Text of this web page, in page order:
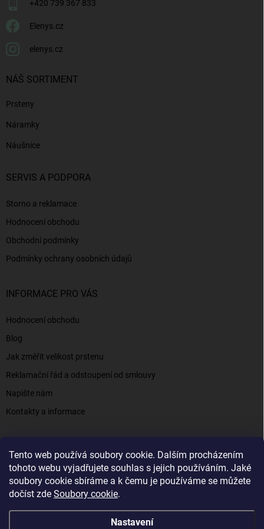
Tento web používá soubory cookie. Dalším procházením
tohoto webu vyjadřujete souhlas s jejich používáním. Jaké
soubory cookie sbíráme a k čemu je používáme se můžete
dočíst zde Soubory cookie.
Nastavení
+420 739 367 833
Elenys.cz
elenys.cz
NÁŠ SORTIMENT
Prsteny
Náramky
Náušnice
SERVIS A PODPORA
Storno a reklamace
Hodnocení obchodu
Obchodní podmínky
Podmínky ochrany osobních údajů
INFORMACE PRO VÁS
Hodnocení obchodu
Blog
Jak změřit velikost prstenu
Reklamační řád a odstoupení od smlouvy
Napište nám
Kontakty a informace
Elenys.cz - šperky, kterým věříte už od roku 2016
Vytvořil Shoptet